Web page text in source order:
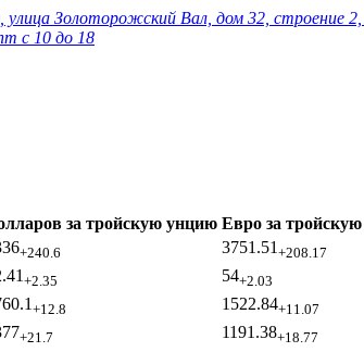
улица Золоторожский Вал, дом 32, строение
с 10 до 18
за тройскую унцию Евро за
+240.6 3751.51 +208.17
+2.35 54+2.03
+12.8 1522.84+11.07
+21.7 1191.38+18.77